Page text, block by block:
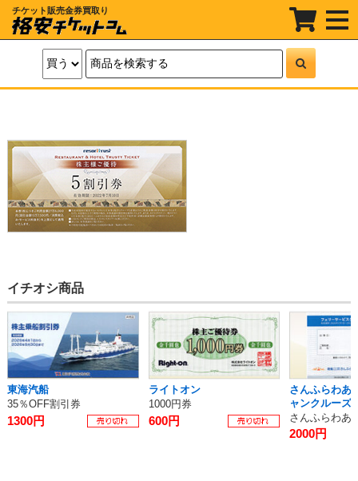
チケット販売金券買取り
t
o
g
n
イチオシ商品
東海汽船
35％OFF割引券
1300円
ライトオン
1000円券
600円
さんふらわあ
ャンクルーズ
さんふらわあ
2000円